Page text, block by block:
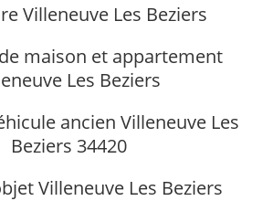
Villeneuve Les Beziers
maison et appartement
Les Beziers
ancien Villeneuve Les
Beziers 34420
Villeneuve Les Beziers